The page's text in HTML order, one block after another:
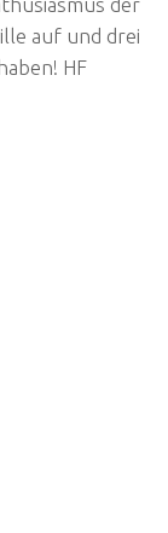
auf und drei
HF